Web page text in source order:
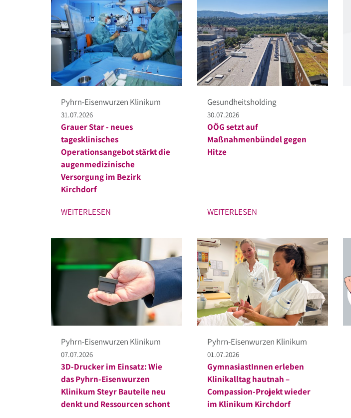
Pyhrn-Eisenwurzen Klinikum
31.07.2026
Grauer Star - neues
tagesklinisches
Operationsangebot stärkt die
augenmedizinische
Versorgung im Bezirk
Kirchdorf
WEITERLESEN
Gesundheitsholding
30.07.2026
OÖG setzt auf
Maßnahmenbündel gegen
Hitze
WEITERLESEN
Pyhrn-Eisenwurzen Klinikum
07.07.2026
3D-Drucker im Einsatz: Wie
das Pyhrn-Eisenwurzen
Klinikum Steyr Bauteile neu
denkt und Ressourcen schont
Pyhrn-Eisenwurzen Klinikum
01.07.2026
GymnasiastInnen erleben
Klinikalltag hautnah –
Compassion-Projekt wieder
im Klinikum Kirchdorf